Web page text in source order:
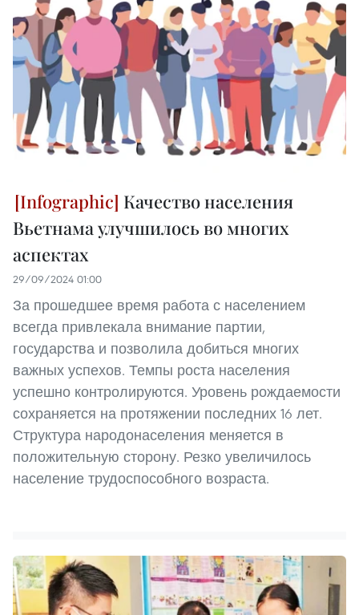
Качество населения
Вьетнама улучшилось во многих
аспектах
29/09/2024 01:00
За прошедшее время работа с населением
всегда привлекала внимание партии,
государства и позволила добиться многих
важных успехов. Темпы роста населения
успешно контролируются. Уровень рождаемости
сохраняется на протяжении последних 16 лет.
Структура народонаселения меняется в
положительную сторону. Резко увеличилось
население трудоспособного возраста.